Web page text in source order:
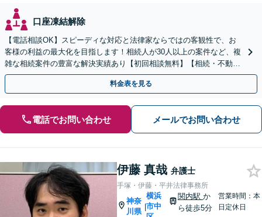
口座凍結解除
【電話相談OK】スピーディな対応と法律家ならではの客観性で、お
客様の利益の最大化を目指します！相続人が30人以上の案件など、複
雑な相続案件の豊富な解決実績あり【初回相談無料】【相続・不動産
法務】【完全個室対応】【バリアフリー対応】
料金表を見る
電話でお問い合わせ メールでお問い合わせ
伊藤 真哉 弁護士
手塚・伊藤・平井法律事務所
神奈
川県
|
横浜
市中
関内駅 か
ら徒歩5分
営業時間：本
日定休日